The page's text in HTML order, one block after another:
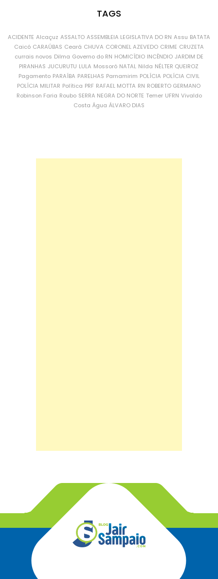
TAGS
ACIDENTE Alcaçuz ASSALTO ASSEMBLEIA LEGISLATIVA DO RN Assu BATATA
Caicó CARAÚBAS Ceará CHUVA CORONEL AZEVEDO CRIME CRUZETA
currais novos Dilma Governo do RN HOMICÍDIO INCÊNDIO JARDIM DE
PIRANHAS JUCURUTU LULA Mossoró NATAL Nilda NÉLTER QUEIROZ
Pagamento PARAÍBA PARELHAS Parnamirim POLÍCIA POLÍCIA CIVIL
POLÍCIA MILITAR Política PRF RAFAEL MOTTA RN ROBERTO GERMANO
Robinson Faria Roubo SERRA NEGRA DO NORTE Temer UFRN Vivaldo
Costa Água ÁLVARO DIAS